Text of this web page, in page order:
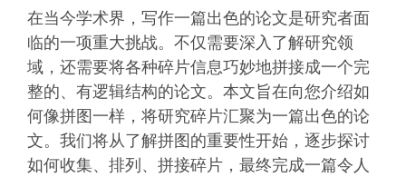
在当今学术界，写作一篇出色的论文是研究者面
临的一项重大挑战。不仅需要深入了解研究领
域，还需要将各种碎片信息巧妙地拼接成一个完
整的、有逻辑结构的论文。本文旨在向您介绍如
何像拼图一样，将研究碎片汇聚为一篇出色的论
文。我们将从了解拼图的重要性开始，逐步探讨
如何收集、排列、拼接碎片，最终完成一篇令人